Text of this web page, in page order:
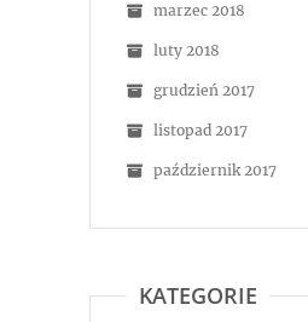
marzec 2018
luty 2018
grudzień 2017
listopad 2017
październik 2017
KATEGORIE